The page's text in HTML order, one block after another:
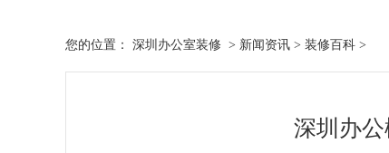
您的位置： 深圳办公室装修 > 新闻资讯 > 装修百科 >
深圳办公